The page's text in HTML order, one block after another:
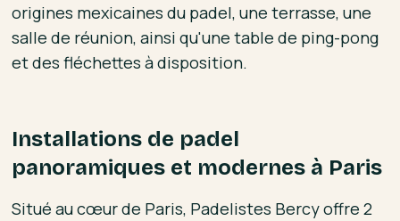
origines mexicaines du padel, une terrasse, une
salle de réunion, ainsi qu'une table de ping-pong
et des fléchettes à disposition.
Installations de padel
panoramiques et modernes à Paris
Situé au cœur de Paris, Padelistes Bercy offre 2